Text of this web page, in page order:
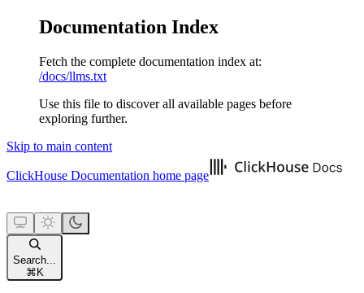
Documentation Index
Fetch the complete documentation index at:
/docs/llms.txt
Use this file to discover all available pages before
exploring further.
Skip to main content
ClickHouse Documentation home page
Search...
⌘ K